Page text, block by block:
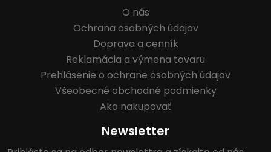
O nás
Ochrana osobných údajov
Doprava a cenník
Reklamácia a výmena tovaru
Prehlásenie o ochrane osobných údajov
Všeobecné obchodné podmienky
Ako nakupovať
Newsletter